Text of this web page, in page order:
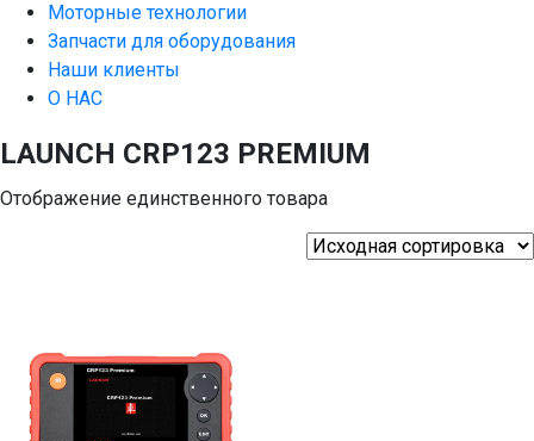
Моторные технологии
Запчасти для оборудования
Наши клиенты
О НАС
LAUNCH CRP123 PREMIUM
Отображение единственного товара